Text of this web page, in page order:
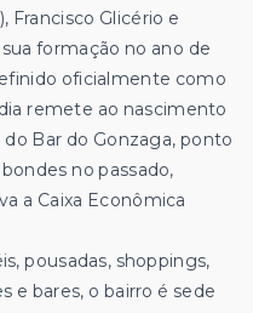
Francisco Glicério e
formação no ano de
oficialmente como
remete ao nascimento
Bar do Gonzaga, ponto
no passado,
a Caixa Econômica
pousadas, shoppings,
e bares, o bairro é sede